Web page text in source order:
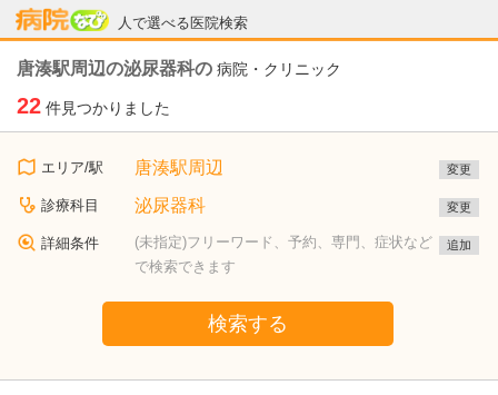
人で選べる医院検索
病院なび
唐湊駅周辺の泌尿器科の 病院・クリニック
22 件見つかりました
エリア/駅 唐湊駅周辺 変更
診療科目 泌尿器科 変更
詳細条件
(未指定)フリーワード、予約、専門、症状など
で検索できます
追加
検索する